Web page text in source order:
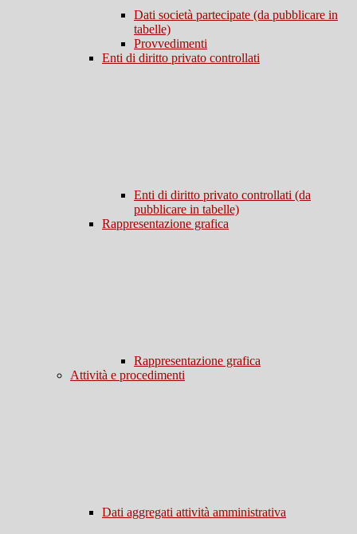
Dati società partecipate (da pubblicare in
tabelle)
Provvedimenti
Enti di diritto privato controllati
Enti di diritto privato controllati (da
pubblicare in tabelle)
Rappresentazione grafica
Rappresentazione grafica
Attività e procedimenti
Dati aggregati attività amministrativa